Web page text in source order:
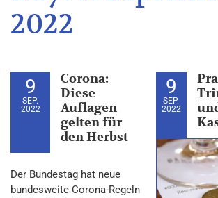
2022
9
SEP.
2022
Corona:
Diese
Auflagen
gelten für
den Herbst
Der Bundestag hat neue
bundesweite Corona-Regeln
9
SEP.
2022